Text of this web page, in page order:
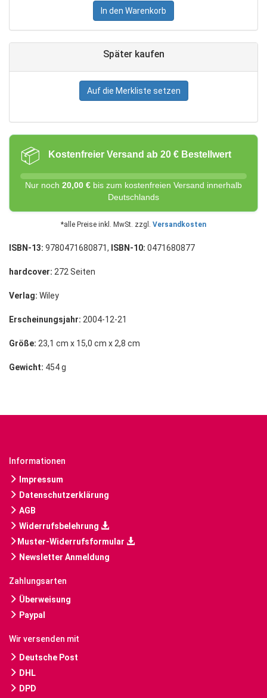
In den Warenkorb
Später kaufen
Auf die Merkliste setzen
📦 Kostenfreier Versand ab 20 € Bestellwert
Nur noch 20,00 € bis zum kostenfreien Versand innerhalb
Deutschlands
*alle Preise inkl. MwSt. zzgl. Versandkosten
ISBN-13: 9780471680871, ISBN-10: 0471680877
hardcover: 272 Seiten
Verlag: Wiley
Erscheinungsjahr: 2004-12-21
Größe: 23,1 cm x 15,0 cm x 2,8 cm
Gewicht: 454 g
Informationen
Impressum
Datenschutzerklärung
AGB
Widerrufsbelehrung
Muster-Widerrufsformular
Newsletter Anmeldung
Zahlungsarten
Überweisung
Paypal
Wir versenden mit
Deutsche Post
DHL
DPD